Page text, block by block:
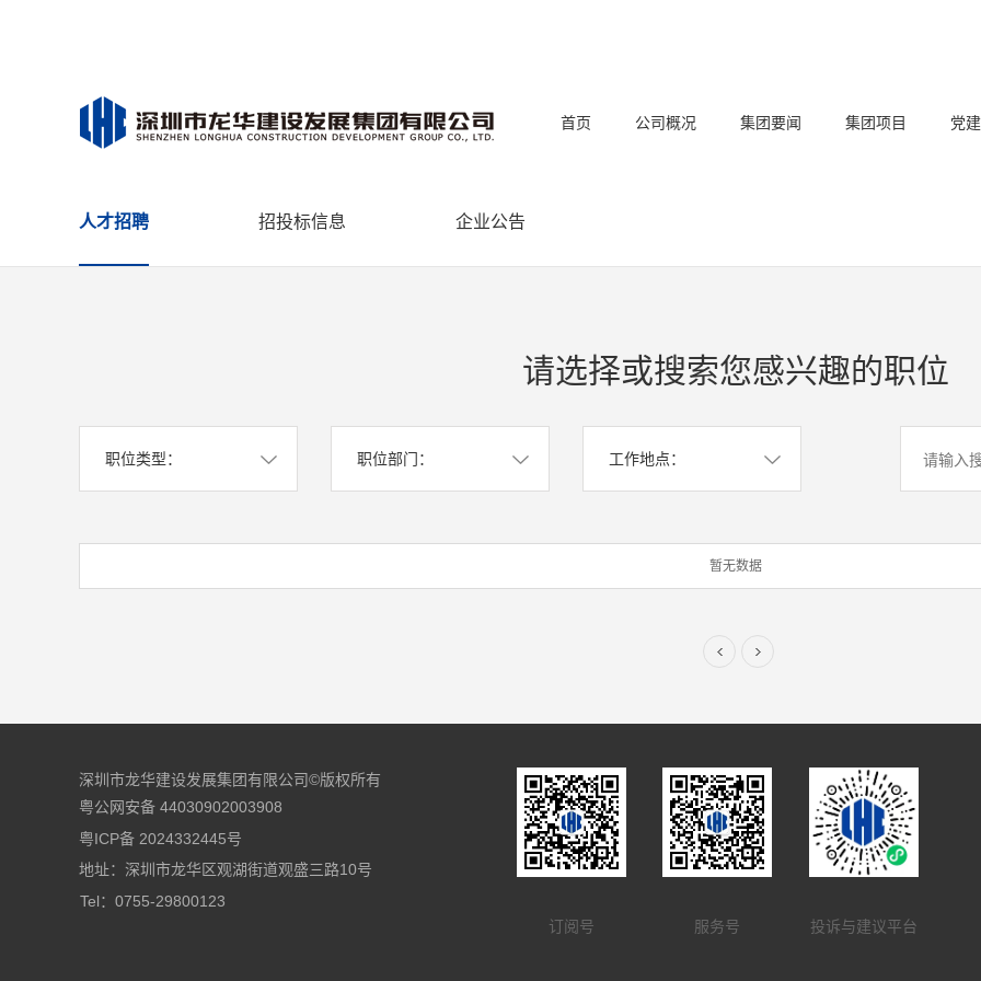
首页 公司概况 集团要闻 集团项目 党
人才招聘 招投标信息 企业公告
请选择或搜索您感兴趣的职位
职位类型： 职位部门： 工作地点：
暂无数据
深圳市龙华建设发展集团有限公司©版权所有
粤公网安备 44030902003908
粤ICP备 2024332445号
地址：深圳市龙华区观湖街道观盛三路10号
Tel：0755-29800123
订阅号
服务号 投诉与建议平台